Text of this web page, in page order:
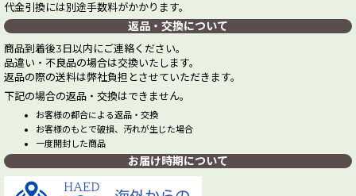
代金引換には別途手数料がかかります。
返品・交換について
商品到着後3日以内にご連絡ください。
品違い・不良品の場合は交換いたします。
返品の際の送料は弊社負担とさせていただきます。
下記の場合の返品・交換はできません。
お客様の都合による返品・交換
お客様のもとで破損、汚れが生じた場合
一度開封した商品
お届け時期について